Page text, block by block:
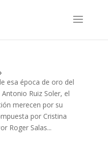
esa época de oro del
Ruiz Soler, el
merecen por su
por Cristina
Roger Salas...